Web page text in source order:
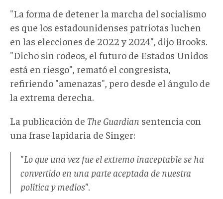
"La forma de detener la marcha del socialismo
es que los estadounidenses patriotas luchen
en las elecciones de 2022 y 2024", dijo Brooks.
"Dicho sin rodeos, el futuro de Estados Unidos
está en riesgo", remató el congresista,
refiriendo "amenazas", pero desde el ángulo de
la extrema derecha.
La publicación de The Guardian sentencia con
una frase lapidaria de Singer:
"Lo que una vez fue el extremo inaceptable se ha
convertido en una parte aceptada de nuestra
política y medios".